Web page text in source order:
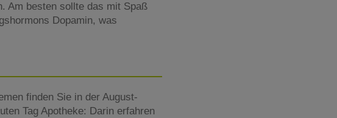
Am besten sollte das mit Spaß
Dopamin, was
finden Sie in der August-
Tag Apotheke: Darin erfahren